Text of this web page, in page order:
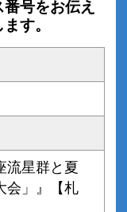
号をお伝え
す。
流星群と夏
会」』【札